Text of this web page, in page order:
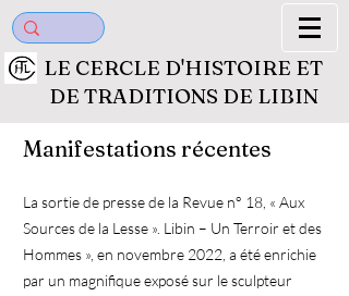
LE CERCLE D'HISTOIRE ET
DE TRADITIONS DE LIBIN
Manifestations récentes
La sortie de presse de la Revue n° 18, « Aux
Sources de la Lesse ». Libin – Un Terroir et des
Hommes », en novembre 2022, a été enrichie
par un magnifique exposé sur le sculpteur